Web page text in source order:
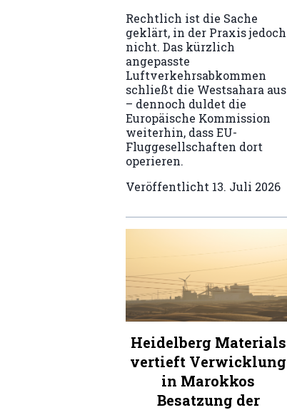
Rechtlich ist die Sache
geklärt, in der Praxis jedoch
nicht. Das kürzlich
angepasste
Luftverkehrsabkommen
schließt die Westsahara aus
– dennoch duldet die
Europäische Kommission
weiterhin, dass EU-
Fluggesellschaften dort
operieren.
Veröffentlicht 13. Juli 2026
Heidelberg Materials
vertieft Verwicklung
in Marokkos
Besatzung der